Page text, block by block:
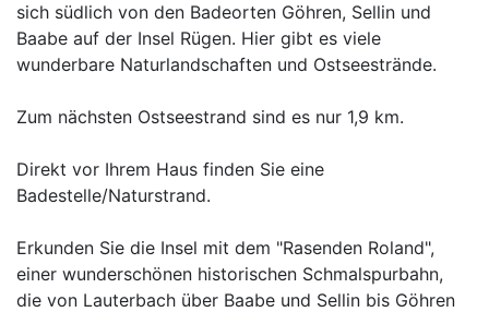
sich südlich von den Badeorten Göhren, Sellin und
Baabe auf der Insel Rügen. Hier gibt es viele
wunderbare Naturlandschaften und Ostseestrände.
Zum nächsten Ostseestrand sind es nur 1,9 km.
Direkt vor Ihrem Haus finden Sie eine
Badestelle/Naturstrand.
Erkunden Sie die Insel mit dem "Rasenden Roland",
einer wunderschönen historischen Schmalspurbahn,
die von Lauterbach über Baabe und Sellin bis Göhren